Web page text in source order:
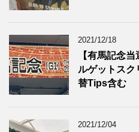
2021/12/18
【有馬記念
ルゲットス
替Tips含む
2021/12/04